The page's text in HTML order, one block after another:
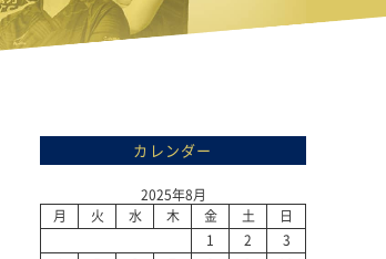
カレンダー
2025年8月
月
火 水 木 金 土
日
1
2
3